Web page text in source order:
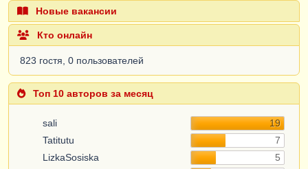
Новые вакансии
Кто онлайн
823 гостя, 0 пользователей
Топ 10 авторов за месяц
sali
19
Tatitutu
7
LizkaSosiska
5